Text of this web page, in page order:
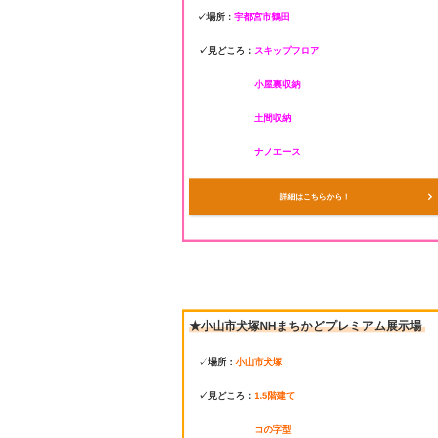
✓場所： 宇都宮市鶴田
✓見どころ： スキップフロア
小屋裏収納
土間収納
ナノエース
詳細はこちらから！
★小山市犬塚NHまちかどプレミアム展示場
✓場所： 小山市犬塚
✓見どころ： 1.5階建て
コの字型